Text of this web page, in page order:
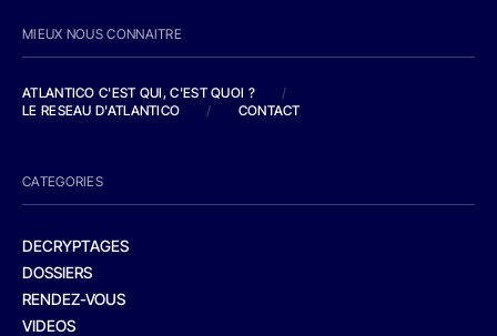
MIEUX NOUS CONNAITRE
ATLANTICO C'EST QUI, C'EST QUOI ?
/
LE RESEAU D'ATLANTICO
/ CONTACT
CATEGORIES
DECRYPTAGES
DOSSIERS
RENDEZ-VOUS
VIDEOS